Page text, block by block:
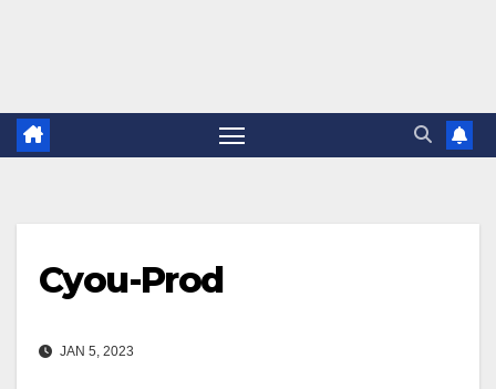
Cyou-Prod
JAN 5, 2023